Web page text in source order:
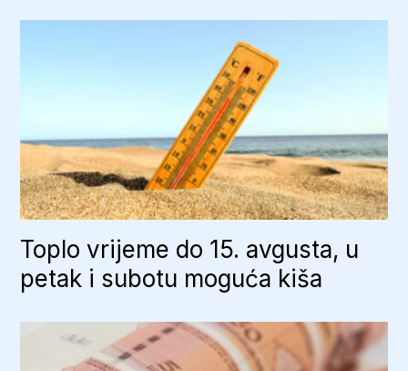
Toplo vrijeme do 15. avgusta, u
petak i subotu moguća kiša